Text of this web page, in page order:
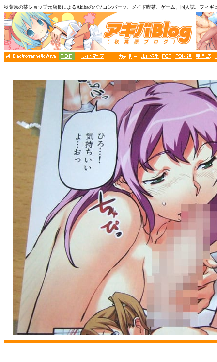
秋葉原の某ショップ元店長によるAkibaのパソコンパーツ、メイド喫茶、ゲーム、同人誌、フィ